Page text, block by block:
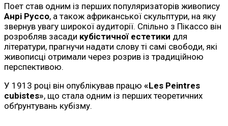
Поет став одним із перших популяризаторів живопису
Анрі Руссо, а також африканської скульптури, на яку
звернув увагу широкої аудиторії. Спільно з Пікассо він
розробляв засади кубістичної естетики для
літератури, прагнучи надати слову ті самі свободи, які
живописці отримали через розрив із традиційною
перспективою.
У 1913 році він опублікував працю «Les Peintres
cubistes», що стала одним із перших теоретичних
обґрунтувань кубізму.